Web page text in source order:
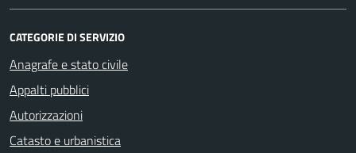
CATEGORIE DI SERVIZIO
Anagrafe e stato civile
Appalti pubblici
Autorizzazioni
Catasto e urbanistica